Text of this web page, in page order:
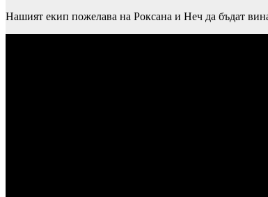
Нашият екип пожелава на Роксана и Неч да бъдат